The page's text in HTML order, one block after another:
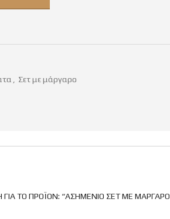
Σετ με μάργαρο
ΤΟ ΠΡΟΪΌΝ: “ΑΣΗΜΕΝΙΟ ΣΕΤ ΜΕ ΜΑΡΓΑΡΟ